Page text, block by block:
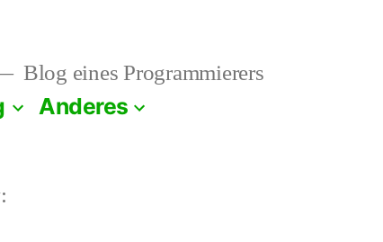
Blog eines Programmierers
Anderes